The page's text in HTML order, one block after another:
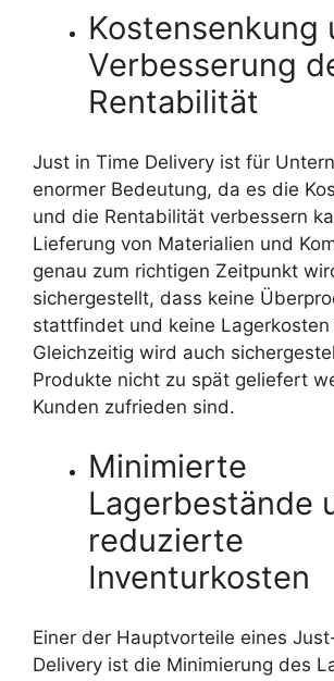
Kostensenkung
Verbesserung
Rentabilität
Just in Time Delivery ist für
enormer Bedeutung, da es die
und die Rentabilität verbessern
Lieferung von Materialien und
genau zum richtigen Zeitpunkt
sichergestellt, dass keine
stattfindet und keine Lagerkosten
Gleichzeitig wird auch
Produkte nicht zu spät geliefert
Kunden zufrieden sind.
Minimierte
Lagerbestände
reduzierte
Inventurkosten
Einer der Hauptvorteile eines
Delivery ist die Minimierung des